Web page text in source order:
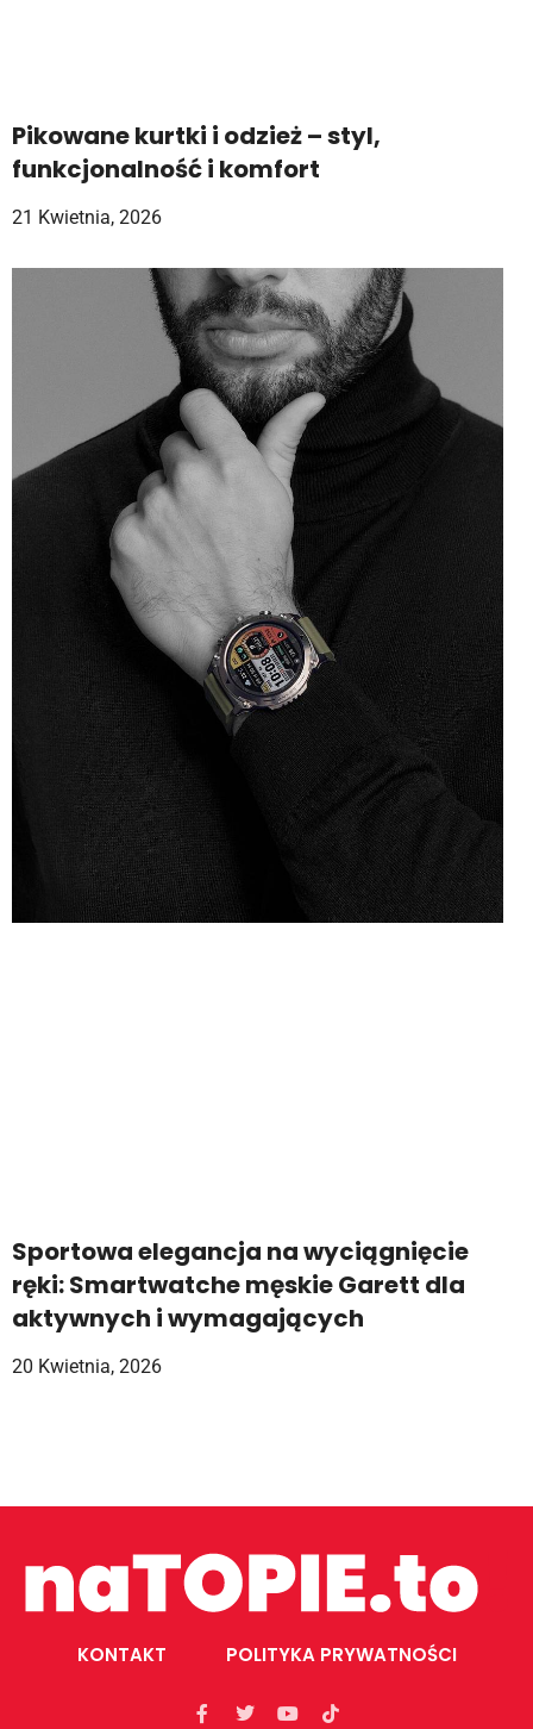
Pikowane kurtki i odzież – styl,
funkcjonalność i komfort
21 Kwietnia, 2026
Sportowa elegancja na wyciągnięcie
ręki: Smartwatche męskie Garett dla
aktywnych i wymagających
20 Kwietnia, 2026
KONTAKT POLITYKA PRYWATNOŚCI